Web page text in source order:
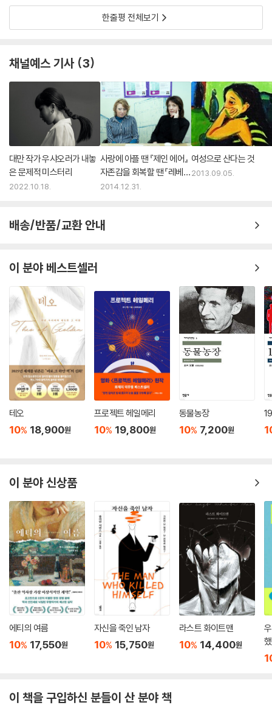
대학 졸업 후 좋은 직장을 못 구할 거라는 뜻이었다. 엄마는 영어 전공만으
로는 아무도 일을 주지 않을 거라고 잔소리했다. 하지만 속기 능력을 갖춘
지를 받아쓰게 될 터였다.
-105~106쪽
그리고 에스더는 엄마와 버디를 비롯한 주변 사람들이 요구하는 삶의 방식
이, 1950년대 미국 사회가 당대의 여성 일반에 기대하는 바로 그것임도 안
다. 지역과 계층에 따라 조금씩의 차이는 있겠지만 본질적으로 다르지 않
은 그런 삶은 에스더에게 “지긋지긋하게 따분해” 보였다. 이는 에스더가
자살 기도에서 실패하고 기니 여사의 도움으로 정신 요양원에 입원해 있을
때 그곳의 다른 여성들을 보며 든 생각과 같은 맥락에 놓여 있다. 다들 “벨
근본일 것이다. 20세기 후반의 여성운동이 『벨 자』에게 빚진 것은 이 지점
호텔 이름은 ‘아마존’이었는데, 여성 전용이어서 부자 부모를 둔 내 또래 여
자애들이 주로 묵었다. 부모들은 남자들이 얼쩡대며 유혹하지 못하는 곳에
서 딸들이 살기를 바랐다. 다들 수업에 갈 때는 모자와 스타킹, 장갑 차림을
해야 하는 케이티 깁스 같은 호화판 비서 학교에 다녔다. 혹은 케이티 깁스
같은 학교를 졸업하고 회사 임원의 비서나 하면서 뉴욕에서 얼쩡대다가 직
업 좋은 남자랑 결혼하기를 고대했다.
-12~13쪽
브리지 게임을 하고 소문에 대해 떠들고 공부하는, 내가 돌아갈 대학의 여
학생들과 벨사이즈의 우리와 무엇이 다를까? 그 여학생들 역시 어떤 종류
의 벨 자 밑에 앉아 있는 것을.
-316쪽
어낸 것에 지나지 않는다. “『벨 자』는 단순히 실비아 플라스가 1950년대
미국의 젊은 여성이 처한 상황을 자전적으로 그린 소설이 아니”(「옮긴이
의 말」 중에서)며, 에스더는 남성이 되고자 갈망하는 여성이 아니었다. 삶
을 위해 지불해야 하는 것이 죽음임을 깨달은 하나의 인간이었고, 실비아
플라스는 성별의 차이를 은유로 사용해 단지 인간의 불완전함을 드러내고
있다. 『벨 자』는 로젠버그 부부의 처형 소식과 함께 시작되는데, 에스더는
자신과 아무런 관련도 없는 로젠버그 부부의 처형 사건을 머릿속에서 떨치
지 못한다. 〈텔레그라프〉는 “문학사상 가장 빛나는 첫 문장을 가진 걸작소
설 30편”에 『벨 자』의 이름을 다섯 번째에 올리기도 했다.
실비아 플라스는 『벨 자』를 통해 “그의 세대가 마주하기 꺼린 진실들을 지
소설은 좁은 의미에서 정치적이거나 역사적인 작품이 아니다. 이 소설은
광적인 세계를 들여다보면서, 우리에게 중요한 질문을 던진다. 모든 진정
언어로 세심히 표현하고 있는 문장에 힘입어, 『벨 자』는 언제까지고 우리
한줄평 전체보기
채널예스 기사 3
대만 작가 우샤오러가 내놓
은 문제적 미스터리
2022.10.18.
사랑에 아플 땐 『제인 에어』
자존감을 회복할 땐 『레베
카』
2014.12.31.
여성으로 산다는 것
2013.09.05.
배송/반품/교환 안내
이 분야 베스트셀러
테오
10% 18,900원
프로젝트 헤일메리
10% 19,800원
동물농장
10% 7,200원
이 분야 신상품
에티의 여름
10% 17,550원
자신을 죽인 남자
10% 15,750원
라스트 화이트맨
10% 14,400원
이 책을 구입하신 분들이 산 분야 책